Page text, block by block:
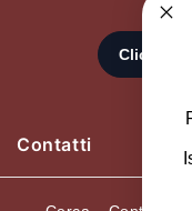
Contatti